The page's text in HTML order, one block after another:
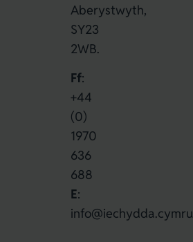
Aberystwyth,
SY23
2WB.
Ff:
+44
(0)
1970
636
688
E:
info@iechydda.cymru